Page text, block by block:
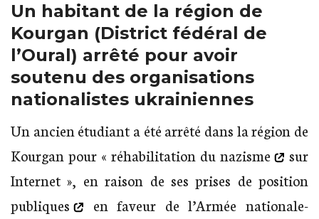
Un habitant de la région de
Kourgan (District fédéral de
l’Oural) arrêté pour avoir
soutenu des organisations
nationalistes ukrainiennes
Un ancien étudiant a été arrêté dans la région de
Kourgan pour « réhabilitation du nazisme
sur
Internet », en raison de sesprises de position
publiques
en faveur de l’Armée nationale-